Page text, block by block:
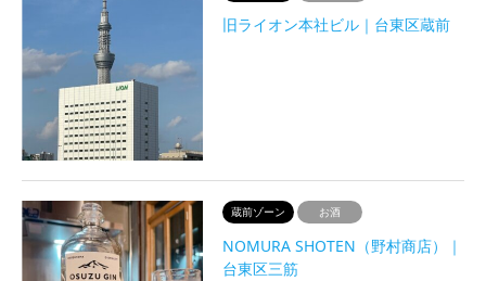
旧ライオン本社ビル｜台東区蔵前
蔵前ゾーン お酒
NOMURA SHOTEN（野村商店）｜
台東区三筋